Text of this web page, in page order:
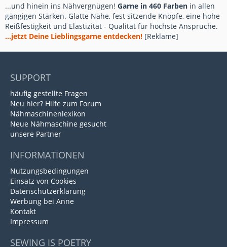
...und hinein ins Nähvergnügen! Garne in 460 Farben in allen
gängigen Stärken. Glatte Nähe, fest sitzende Knöpfe, eine hohe
Reißfestigkeit und Elastizität - Qualität für höchste Ansprüche.
...jetzt Deine Lieblingsgarne entdecken! [Reklame]
SUPPORT
häufig gestellte Fragen
Neu hier? Hilfe zum Forum
Nähmaschinenlexikon
Neue Nähmaschine gesucht
unsere Partner
INFORMATIONEN
Nutzungsbedingungen
Einsatz von Cookies
Datenschutzerklärung
Werbung bei Anne
Kontakt
Impressum
SEWING IS POETRY